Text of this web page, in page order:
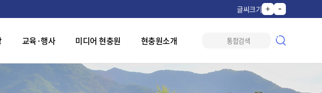
글씨크기
교육·행사 미디어 현충원 현충원소개